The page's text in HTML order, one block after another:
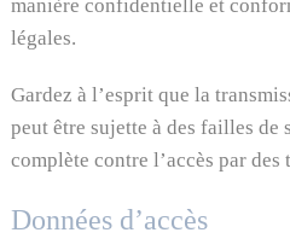
manière confidentielle et
légales.
Gardez à l’esprit que la
peut être sujette à des failles de
complète contre l’accès par des
Données d’accès